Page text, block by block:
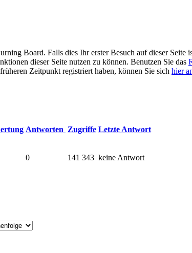
Board. Falls dies Ihr erster Besuch auf dieser Seite
dieser Seite nutzen zu können. Benutzen Sie das
Zeitpunkt registriert haben, können Sie sich hier
Antworten Zugriffe Letzte Antwort
0 141 343 keine Antwort